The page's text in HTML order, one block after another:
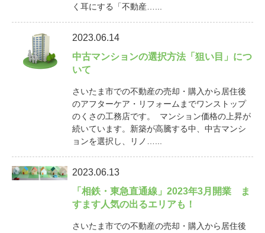
く耳にする「不動産…...
2023.06.14
中古マンションの選択方法「狙い目」につ
いて
さいたま市での不動産の売却・購入から居住後
のアフターケア・リフォームまでワンストップ
のくさの工務店です。 マンション価格の上昇が
続いています。新築が高騰する中、中古マンシ
ョンを選択し、リノ…...
2023.06.13
「相鉄・東急直通線」2023年3月開業 ま
すます人気の出るエリアも！
さいたま市での不動産の売却・購入から居住後